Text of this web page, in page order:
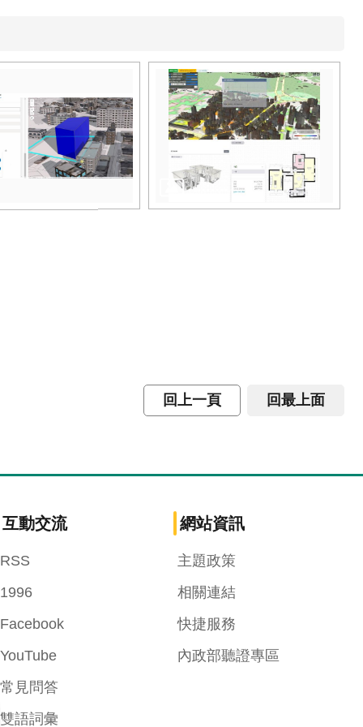
回上一頁 回最上面
互動交流
RSS
1996
Facebook
YouTube
常見問答
雙語詞彙
網站資訊
主題政策
相關連結
快捷服務
內政部聽證專區